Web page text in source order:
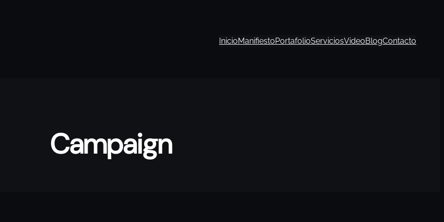
InicioManifiestoPortafolioServiciosVideoBlogContacto
Campaign